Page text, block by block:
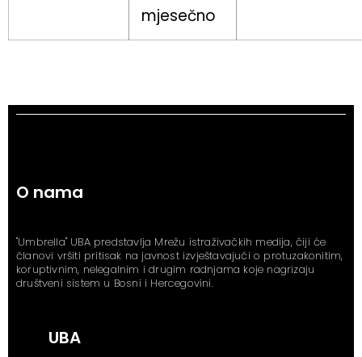
mjesečno
O nama
"Umbrella" UBA predstavlja Mrežu istraživačkih medija, čiji će
članovi vršiti pritisak na javnost izvještavajući o protuzakonitim,
koruptivnim, nelegalnim i drugim radnjama koje nagrizaju
društveni sistem u Bosni i Hercegovini.
UBA